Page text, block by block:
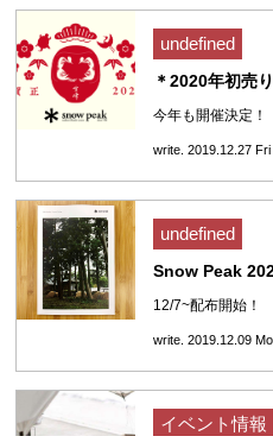
undefined
＊2020年初売
今年も開催決定！
write. 2019.12.27 Fri
undefined
Snow Peak
12/7~配布開始！
write. 2019.12.09
イベント情報